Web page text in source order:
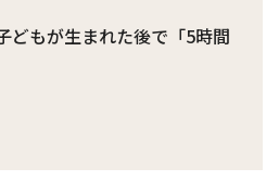
どもが生まれた後で「5時間